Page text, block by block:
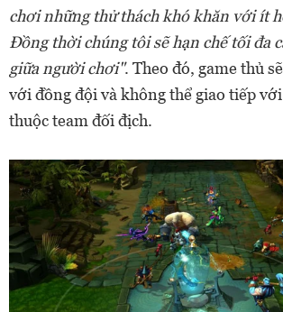
chơi những thử thách khó khăn với ít
Đồng thời chúng tôi sẽ hạn chế tối đa
giữa người chơi". Theo đó, game thủ
với đồng đội và không thể giao tiếp
thuộc team đối địch.